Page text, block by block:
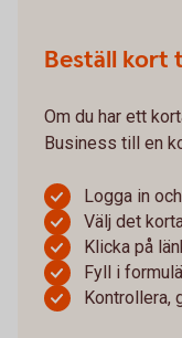
Beställ kort
Om du har ett
Business till en
Logga in
Välj det
Klicka på
Fyll i
Kontrollera,